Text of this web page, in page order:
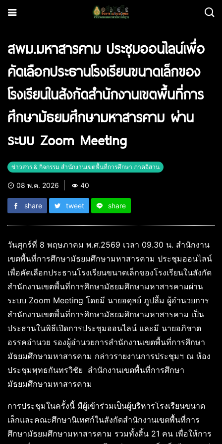
สพม.มหาสารคาม ประชุมออนไลน์เพื่อ
คัดเลือกประธานโรงเรียนขนาดเล็กของ
โรงเรียนในสังกัดสำนักงานเขตพื้นที่การ
ศึกษามัธยมศึกษามหาสารคาม ผ่าน
ระบบ Zoom Meeting
ข่าวสาร & กิจกรรม สำนักงานเขตพื้นที่การศึกษา ภาคอิสาน
08 พ.ค. 2026 40
share tweet share
วันศุกร์ที่ 8 พฤษภาคม พ.ศ.2569 เวลา 09.30 น. สำนักงาน
เขตพื้นที่การศึกษามัธยมศึกษามหาสารคาม ประชุมออนไลน์
เพื่อคัดเลือกประธานโรงเรียนขนาดเล็กของโรงเรียนในสังกัด
สำนักงานเขตพื้นที่การศึกษามัธยมศึกษามหาสารคามผ่าน
ระบบ Zoom Meeting โดยมี นายอดุลย์ ภูปลื้ม ผู้อำนวยการ
สำนักงานเขตพื้นที่การศึกษามัธยมศึกษามหาสารคาม เป็น
ประธานในพิธีเปิดการประชุมออนไลน์ และมี นายอภิชาต
อรรคอำนวย รองผู้อำนวยการสำนักงานเขตพื้นที่การศึกษา
มัธยมศึกษามหาสารคาม กล่าวรายงานการประชุมฯ ณ ห้อง
ประชุมพุทธกันทรวิชัย สำนักงานเขตพื้นที่การศึกษา
มัธยมศึกษามหาสารคาม
การประชุมในครั้งนี้ มีผู้เข้าร่วมเป็นผู้บริหารโรงเรียนขนาด
เล็กและคณะศึกษานิเทศก์ในสังกัดสำนักงานเขตพื้นที่การ
ศึกษามัธยมศึกษามหาสารคาม รวมทั้งสิ้น 21 คน เพื่อให้การ